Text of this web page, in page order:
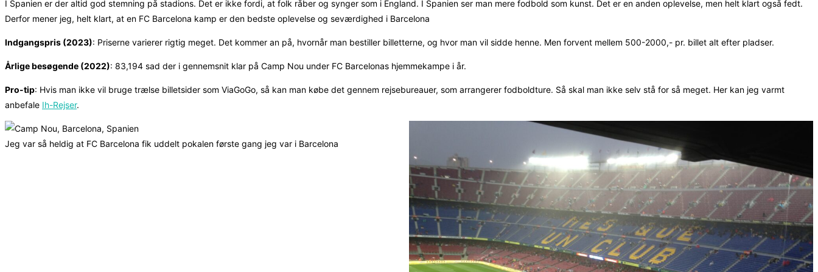
I Spanien er der altid god stemning på stadions. Det er ikke fordi, at folk råber og synger som i England. I Spanien ser man mere fodbold som kunst. Det er en anden oplevelse, men helt klart også fedt.
Derfor mener jeg, helt klart, at en FC Barcelona kamp er den bedste oplevelse og seværdighed i Barcelona
Indgangspris (2023): Priserne varierer rigtig meget. Det kommer an på, hvornår man bestiller billetterne, og hvor man vil sidde henne. Men forvent mellem 500-2000,- pr. billet alt efter pladser.
Årlige besøgende (2022): 83,194 sad der i gennemsnit klar på Camp Nou under FC Barcelonas hjemmekampe i år.
Pro-tip: Hvis man ikke vil bruge trælse billetsider som ViaGoGo, så kan man købe det gennem rejsebureauer, som arrangerer fodboldture. Så skal man ikke selv stå for så meget. Her kan jeg varmt
anbefale Ih-Rejser.
Jeg var så heldig at FC Barcelona fik uddelt pokalen første gang jeg var i Barcelona